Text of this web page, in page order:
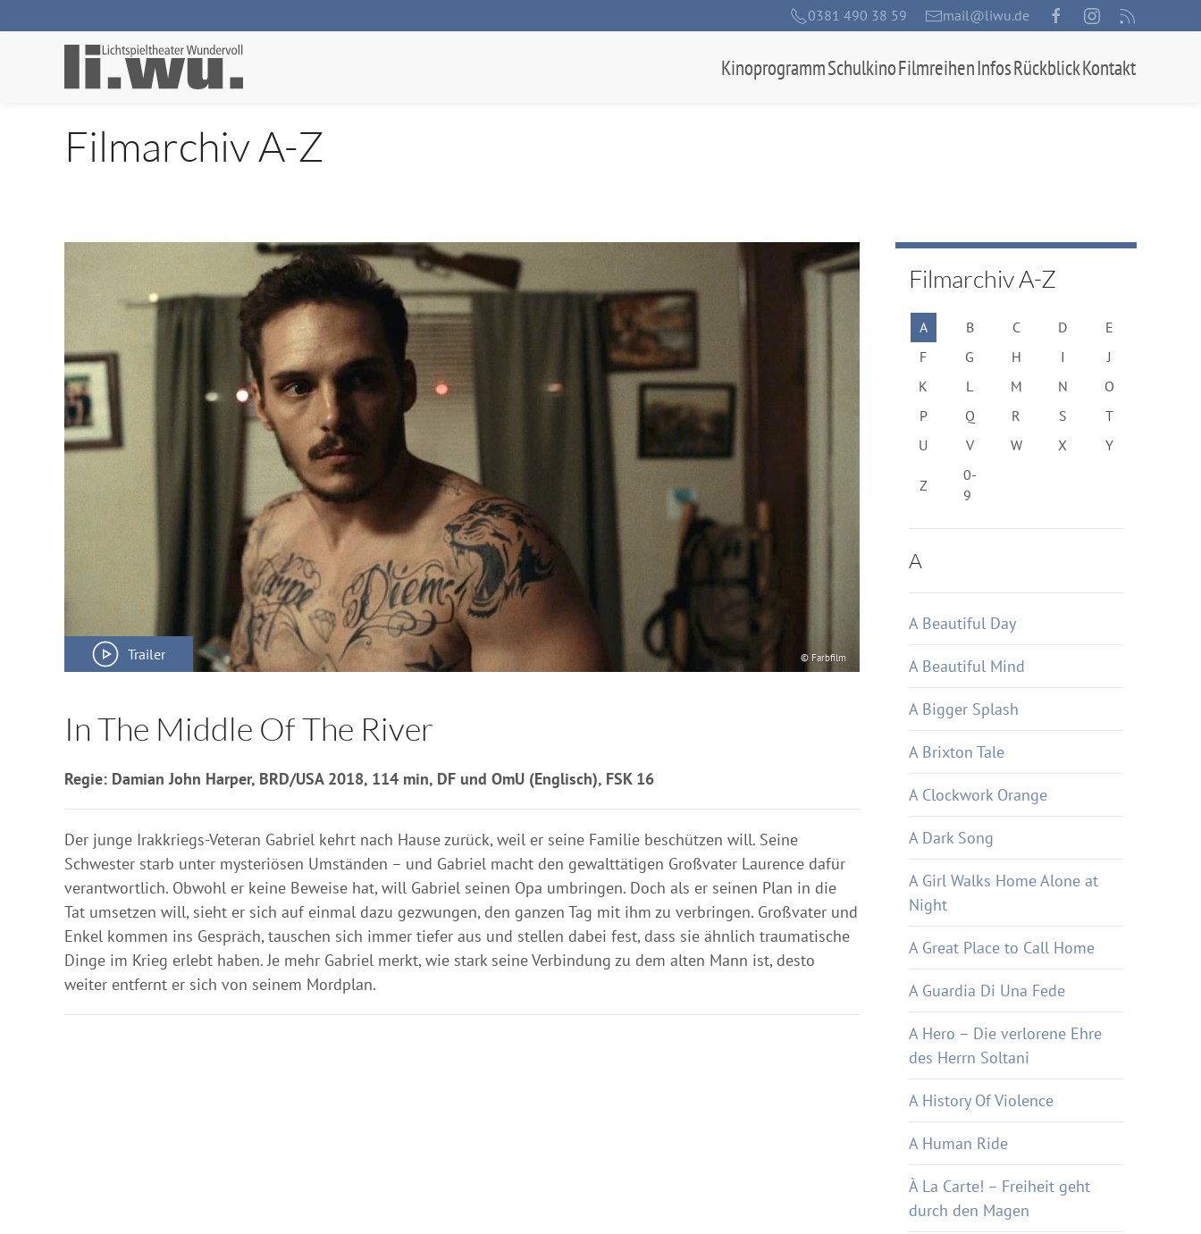
0381 490 38 59 mail@liwu.de
KinoprogrammSchulkinoFilmreihenInfosRückblickKontakt
Filmarchiv A-Z
Trailer © Farbfilm
In The Middle Of The River
Regie: Damian John Harper, BRD/USA 2018, 114 min, DF und OmU (Englisch), FSK 16
Der junge Irakkriegs-Veteran Gabriel kehrt nach Hause zurück, weil er seine Familie beschützen will. Seine
Schwester starb unter mysteriösen Umständen – und Gabriel macht den gewalttätigen Großvater Laurence dafür
verantwortlich. Obwohl er keine Beweise hat, will Gabriel seinen Opa umbringen. Doch als er seinen Plan in die
Tat umsetzen will, sieht er sich auf einmal dazu gezwungen, den ganzen Tag mit ihm zu verbringen. Großvater und
Enkel kommen ins Gespräch, tauschen sich immer tiefer aus und stellen dabei fest, dass sie ähnlich traumatische
Dinge im Krieg erlebt haben. Je mehr Gabriel merkt, wie stark seine Verbindung zu dem alten Mann ist, desto
weiter entfernt er sich von seinem Mordplan.
Filmarchiv A-Z
A B C D
E
F
G H I
J
K
L M N
O
P
Q R S
T
U
V W X Y
Z
0-
9
A
A Beautiful Day
A Beautiful Mind
A Bigger Splash
A Brixton Tale
A Clockwork Orange
A Dark Song
A Girl Walks Home Alone at
Night
A Great Place to Call Home
A Guardia Di Una Fede
A Hero – Die verlorene Ehre
des Herrn Soltani
A History Of Violence
A Human Ride
À La Carte! – Freiheit geht
durch den Magen